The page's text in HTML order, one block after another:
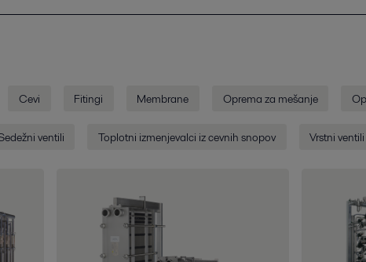
Cevi Fitingi Membrane Oprema za mešanje
ventili Toplotni izmenjevalci iz cevnih snopov Vrstni ventili